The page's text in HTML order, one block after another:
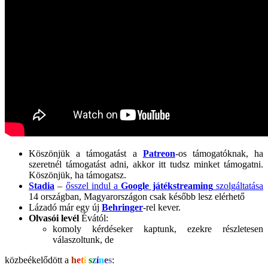
Köszönjük a támogatást a Patreon-os támogatóknak, ha
szeretnél támogatást adni, akkor itt tudsz minket támogatni.
Köszönjük, ha támogatsz.
Stadia – ősszel indul aGoogle játékstreamingszolgáltatása
14 országban, Magyarországon csak később lesz elérhető
Lázadó már egy új Behringer-rel kever.
Olvasói levél Évától:
komoly kérdéseker kaptunk, ezekre részletesen
válaszoltunk, de
közbeékelődött a heti színes: